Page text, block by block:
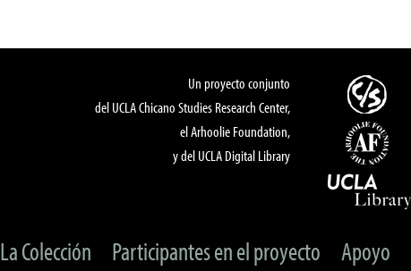
Un proyecto conjunto
del UCLA Chicano Studies Research Center,
el Arhoolie Foundation,
y del UCLA Digital Library
La Colección Participantes en el proyecto Apoyo